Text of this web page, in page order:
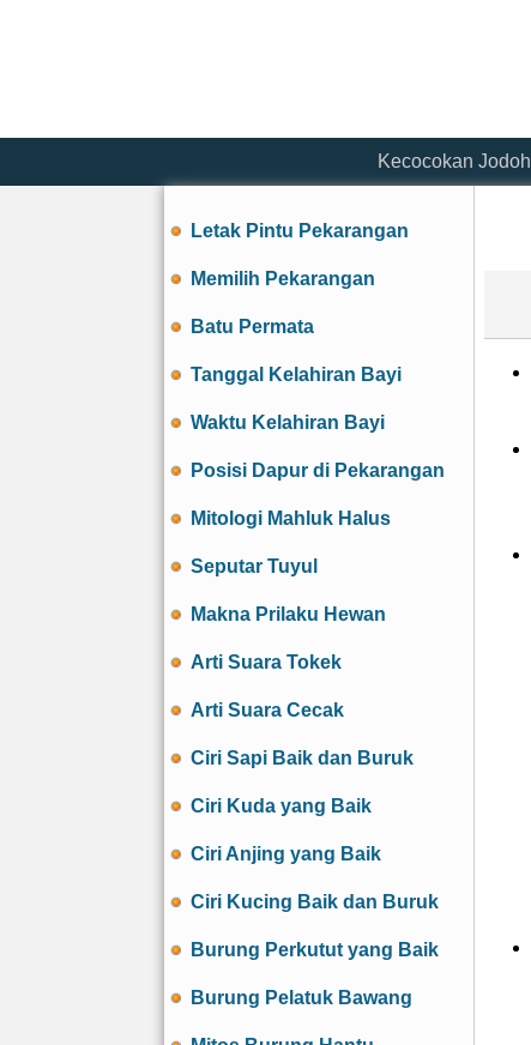
Kecocokan Jodoh
Letak Pintu Pekarangan
Memilih Pekarangan
Batu Permata
Tanggal Kelahiran Bayi
Waktu Kelahiran Bayi
Posisi Dapur di Pekarangan
Mitologi Mahluk Halus
Seputar Tuyul
Makna Prilaku Hewan
Arti Suara Tokek
Arti Suara Cecak
Ciri Sapi Baik dan Buruk
Ciri Kuda yang Baik
Ciri Anjing yang Baik
Ciri Kucing Baik dan Buruk
Burung Perkutut yang Baik
Burung Pelatuk Bawang